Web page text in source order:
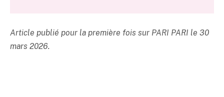
Article publié pour la première fois sur PARI PARI le 30
mars 2026.